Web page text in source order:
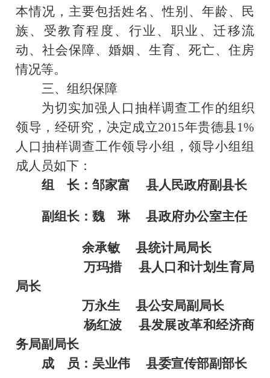
本情况，主要包括姓名、性别、年龄、民
族、受教育程度、行业、职业、迁移流
动、社会保障、婚姻、生育、死亡、住房
情况等。
三、组织保障
为切实加强人口抽样调查工作的组织
领导，经研究，决定成立2015年贵德县1%
人口抽样调查工作领导小组，领导小组组
成人员如下：
组
长： 邹家富 县人民政府副县长
副组长： 魏 琳 县政府办公室主任
余承敏
县统计局局长
万玛措
县人口和计划生育局
局长
万永生
县公安局副局长
杨红波
县发展改革和经济商
务局副局长
成
员： 吴业伟 县委宣传部副部长